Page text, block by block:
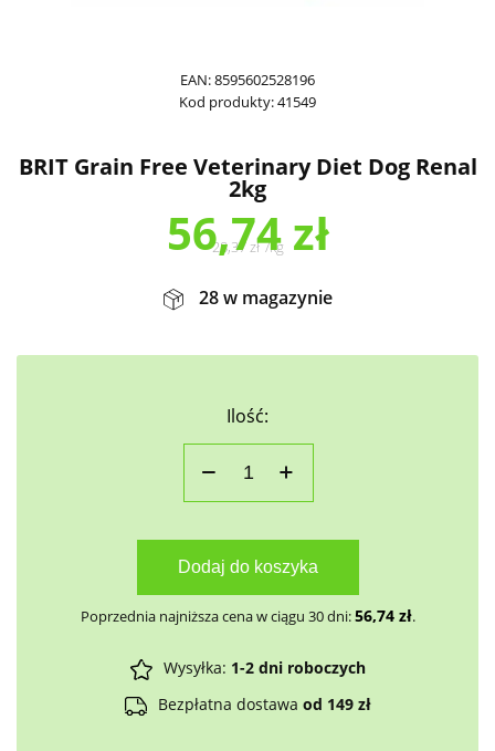
EAN:8595602528196
Kod produkty:41549
BRIT Grain Free Veterinary Diet Dog Renal
2kg
56,74zł
28,37zł /kg
28 w magazynie
Ilość:
Dodaj do koszyka
Poprzednia najniższa cena w ciągu 30 dni:56,74 zł.
Wysyłka: 1-2 dni roboczych
Bezpłatna dostawa od 149 zł